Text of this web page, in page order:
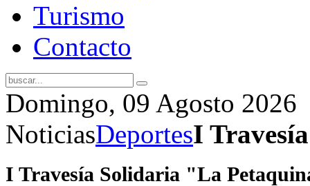
Turismo
Contacto
Domingo, 09 Agosto 2026
NoticiasDeportesI
I Travesía Solidaria "La